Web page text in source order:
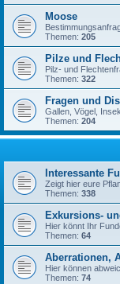
Moose
Themen: 205
Pilze und
Pilz- und
Themen: 322
Fragen und
Gallen, Vögel,
Themen: 204
Interessante
Zeigt hier eure
Themen: 338
Exkursions-
Hier könnt Ihr
Themen: 64
Aberrationen,
Hier können
Themen: 74